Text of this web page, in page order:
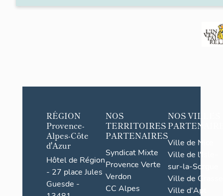
RÉGION
Provence-
Alpes-Côte
d'Azur
Hôtel de Région
- 27 place Jules
Guesde -
NOS
TERRITOIRES
PARTENAIRES
Syndicat Mixte
Provence Verte
Verdon
CC Alpes
NOS VILLES
Ville de Nice
Ville de l'Isle-
sur-la-Sorgue
Ville de Grasse
Ville d'Apt